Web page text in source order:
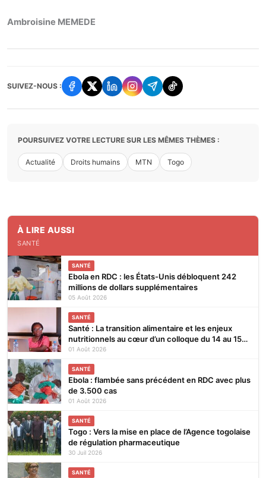
Ambroisine MEMEDE
SUIVEZ-NOUS :
POURSUIVEZ VOTRE LECTURE SUR LES MÊMES THÈMES :
Actualité Droits humains MTN Togo
À LIRE AUSSI
SANTÉ
SANTÉ
Ebola en RDC : les États-Unis débloquent 242
millions de dollars supplémentaires
05 Août 2026
SANTÉ
Santé : La transition alimentaire et les enjeux
nutritionnels au cœur d’un colloque du 14 au 15
août 2026 à Lomé
01 Août 2026
SANTÉ
Ebola : flambée sans précédent en RDC avec plus
de 3.500 cas
01 Août 2026
SANTÉ
Togo : Vers la mise en place de l’Agence togolaise
de régulation pharmaceutique
30 Juil 2026
SANTÉ